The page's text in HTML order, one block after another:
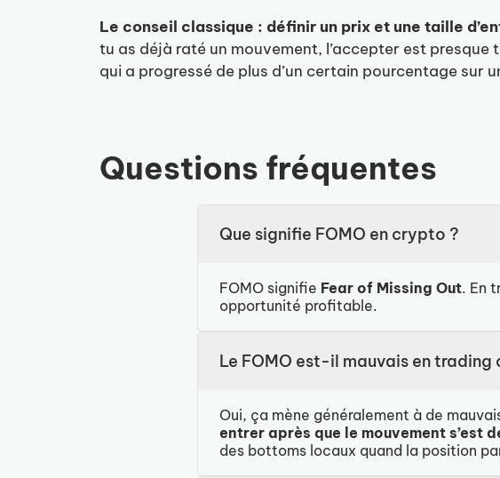
Le conseil classique : définir un prix et une taille
tu as déjà raté un mouvement, l’accepter est
qui a progressé de plus d’un certain pourcentage sur
Questions fréquentes
Que signifie FOMO en crypto ?
FOMO signifie Fear of Missing Out. En
opportunité profitable.
Le FOMO est-il mauvais en trading
Oui, ça mène généralement à de
entrer après que le mouvement s’est
des bottoms locaux quand la position